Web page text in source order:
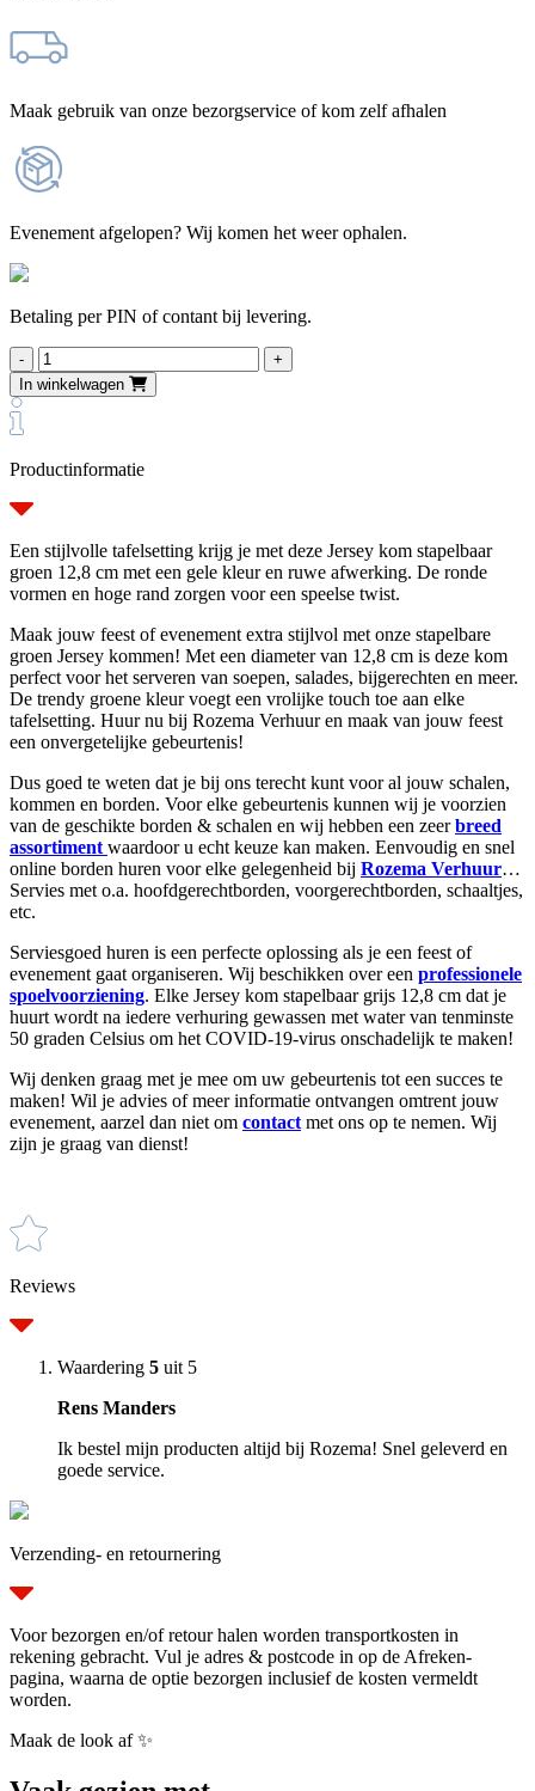
Maak gebruik van onze bezorgservice of kom zelf afhalen
Evenement afgelopen? Wij komen het weer ophalen.
Betaling per PIN of contant bij levering.
Kom
stapelbaar
groen
12,8
cm
aantal
In winkelwagen
Productinformatie
Een stijlvolle tafelsetting krijg je met deze Jersey kom stapelbaar
groen 12,8 cm met een gele kleur en ruwe afwerking. De ronde
vormen en hoge rand zorgen voor een speelse twist.
Maak jouw feest of evenement extra stijlvol met onze stapelbare
groen Jersey kommen! Met een diameter van 12,8 cm is deze kom
perfect voor het serveren van soepen, salades, bijgerechten en meer.
De trendy groene kleur voegt een vrolijke touch toe aan elke
tafelsetting. Huur nu bij Rozema Verhuur en maak van jouw feest
een onvergetelijke gebeurtenis!
Dus goed te weten dat je bij ons terecht kunt voor al jouw schalen,
kommen en borden. Voor elke gebeurtenis kunnen wij je voorzien
van de geschikte borden & schalen en wij hebben een zeerbreed
assortiment waardoor u echt keuze kan maken. Eenvoudig en snel
online borden huren voor elke gelegenheid bij Rozema Verhuur…
Servies met o.a. hoofdgerechtborden, voorgerechtborden, schaaltjes,
etc.
Serviesgoed huren is een perfecte oplossing als je een feest of
evenement gaat organiseren. Wij beschikken over een professionele
spoelvoorziening. Elke Jersey kom stapelbaar grijs 12,8 cm dat je
huurt wordt na iedere verhuring gewassen met water van tenminste
50 graden Celsius om het COVID-19-virus onschadelijk te maken!
Wij denken graag met je mee om uw gebeurtenis tot een succes te
maken! Wil je advies of meer informatie ontvangen omtrent jouw
evenement, aarzel dan niet om contact met ons op te nemen. Wij
zijn je graag van dienst!
Reviews
Waardering 5 uit 5
Rens Manders
Ik bestel mijn producten altijd bij Rozema! Snel geleverd en
goede service.
Verzending- en retournering
Voor bezorgen en/of retour halen worden transportkosten in
rekening gebracht. Vul je adres & postcode in op de Afreken-
pagina, waarna de optie bezorgen inclusief de kosten vermeldt
worden.
Maak de look af ✨